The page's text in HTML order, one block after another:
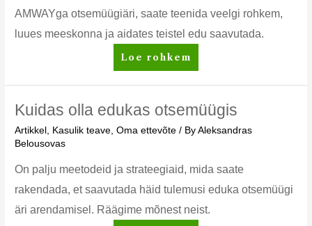
AMWAYga otsemüügiäri, saate teenida veelgi rohkem,
luues meeskonna ja aidates teistel edu saavutada.
AMWAY
ettevõtte
eelised,
mis
teil
äri
kasvatada
Loe rohkem
Kuidas olla edukas otsemüügis
Artikkel Kasulik teave ,Oma ettevõte / ByAleksandras
Belousovas
On palju meetodeid ja strateegiaid, mida saate
rakendada, et saavutada häid tulemusi eduka otsemüügi
äri arendamisel. Räägime mõnest neist.